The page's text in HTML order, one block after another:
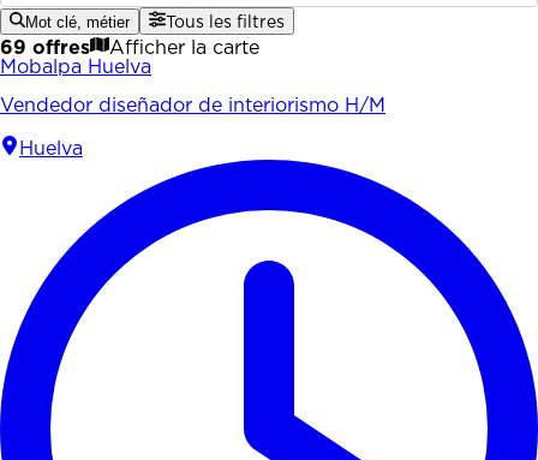
Mot clé, métier Tous les filtres
69 offres
Afficher la carte
Mobalpa Huelva
Vendedor diseñador de interiorismo H/M
Huelva